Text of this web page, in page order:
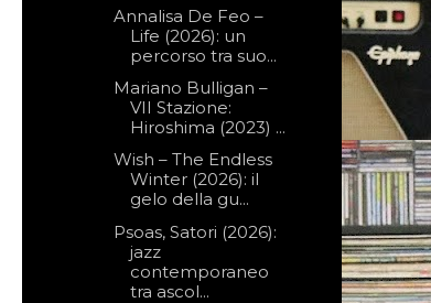
Annalisa De Feo –
Life (2026): un
percorso tra suo...
Mariano Bulligan –
VII Stazione:
Hiroshima (2023) ...
Wish – The Endless
Winter (2026): il
gelo della gu...
Psoas, Satori (2026):
jazz
contemporaneo
tra ascol...